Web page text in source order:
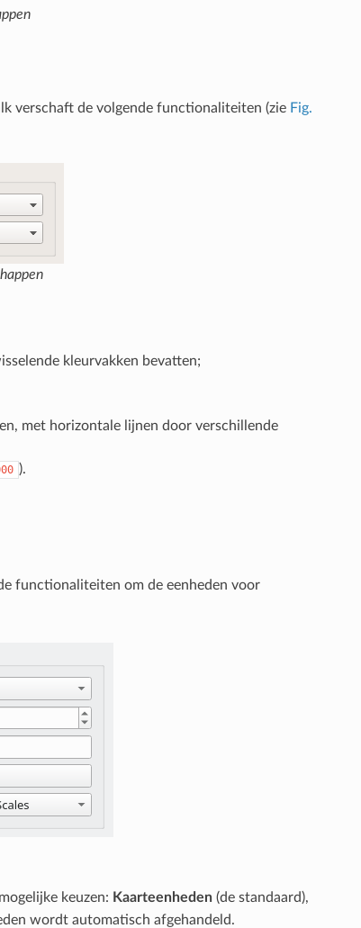
verschaft de volgende functionaliteiten (zie Fig.
kleurvakken bevatten;
met horizontale lijnen door verschillende
).
functionaliteiten om de eenheden voor
keuzen: Kaarteenheden(de standaard),
wordt automatisch afgehandeld.